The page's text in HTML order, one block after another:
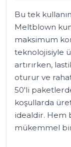
Bu tek
Meltblown
maksimum
teknolojisiyle
artırırken,
oturur ve
50'li
koşullarda
idealdir. Hem
mükemmel